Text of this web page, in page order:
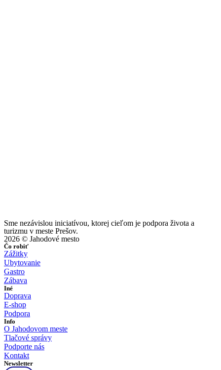
Sme nezávislou iniciatívou, ktorej cieľom je podpora života a
turizmu v meste Prešov.
2026 © Jahodové mesto
Čo robiť
Zážitky
Ubytovanie
Gastro
Zábava
Iné
Doprava
E-shop
Podpora
Info
O Jahodovom meste
Tlačové správy
Podporte nás
Kontakt
Newsletter